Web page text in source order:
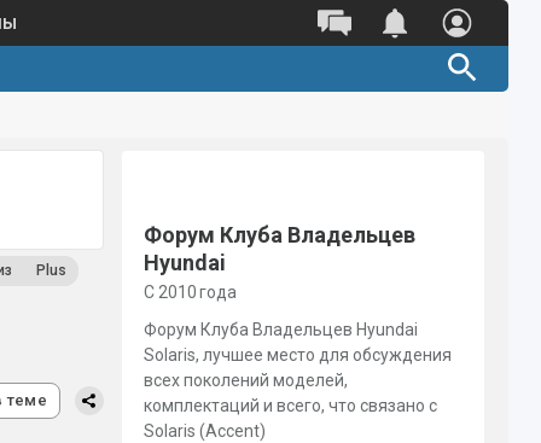
Plus
теме
Форум Клуба Владельцев
Hyundai
С 2010 года
Форум Клуба Владельцев Hyundai
Solaris, лучшее место для обсуждения
всех поколений моделей,
комплектаций и всего, что связано с
Solaris (Accent)